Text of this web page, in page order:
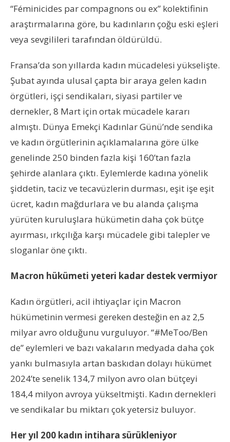
“Féminicides par compagnons ou ex” kolektifinin
araştırmalarına göre, bu kadınların çoğu eski eşleri
veya sevgilileri tarafından öldürüldü.
Fransa’da son yıllarda kadın mücadelesi yükselişte.
Şubat ayında ulusal çapta bir araya gelen kadın
örgütleri, işçi sendikaları, siyasi partiler ve
dernekler, 8 Mart için ortak mücadele kararı
almıştı. Dünya Emekçi Kadınlar Günü’nde sendika
ve kadın örgütlerinin açıklamalarına göre ülke
genelinde 250 binden fazla kişi 160’tan fazla
şehirde alanlara çıktı. Eylemlerde kadına yönelik
şiddetin, taciz ve tecavüzlerin durması, eşit işe eşit
ücret, kadın mağdurlara ve bu alanda çalışma
yürüten kuruluşlara hükümetin daha çok bütçe
ayırması, ırkçılığa karşı mücadele gibi talepler ve
sloganlar öne çıktı.
Macron hükümeti yeteri kadar destek vermiyor
Kadın örgütleri, acil ihtiyaçlar için Macron
hükümetinin vermesi gereken desteğin en az 2,5
milyar avro olduğunu vurguluyor. “#MeToo/Ben
de” eylemleri ve bazı vakaların medyada daha çok
yankı bulmasıyla artan baskıdan dolayı hükümet
2024’te senelik 134,7 milyon avro olan bütçeyi
184,4 milyon avroya yükseltmişti. Kadın dernekleri
ve sendikalar bu miktarı çok yetersiz buluyor.
Her yıl 200 kadın intihara sürükleniyor